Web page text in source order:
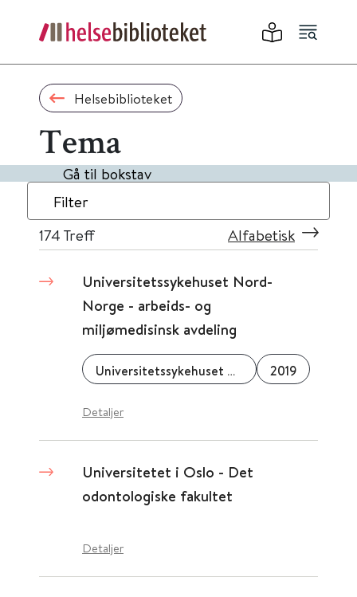
Helsebiblioteket
Tema
Gå til bokstav
Filter
174 Treff Alfabetisk
Universitetssykehuset Nord-
Norge - arbeids- og
miljømedisinsk avdeling
Universitetssykehuset Nord-Norge 2019
Detaljer
Universitetet i Oslo - Det
odontologiske fakultet
Detaljer